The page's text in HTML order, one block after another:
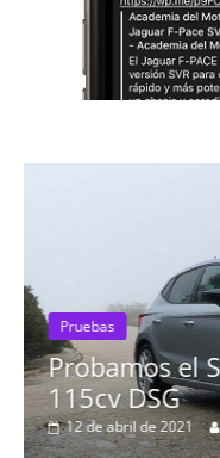
Pruebas
Probamos el
115cv DSG
12 de abril de 2021